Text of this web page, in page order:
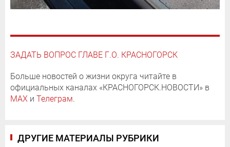
ЗАДАТЬ ВОПРОС ГЛАВЕ Г.О. КРАСНОГОРСК
Больше новостей о жизни округа читайте в
официальных каналах «КРАСНОГОРСК.НОВОСТИ» в
MAX и Телеграм.
ДРУГИЕ МАТЕРИАЛЫ РУБРИКИ